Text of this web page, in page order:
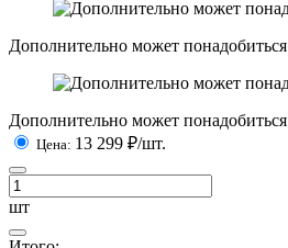
Дополнительно может понадобиться
Дополнительно может понадобиться
Цена: 13 299 ₽/шт.
шт